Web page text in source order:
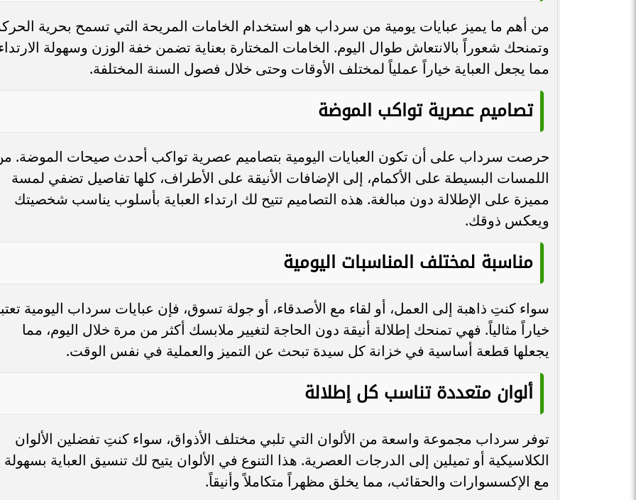
من أهم ما يميز عبايات يومية من سرداب هو استخدام الخامات المريحة التي تسمح بحرية
وتمنحك شعوراً بالانتعاش طوال اليوم. الخامات المختارة بعناية تضمن خفة الوزن وسهولة
مما يجعل العباية خياراً عملياً لمختلف الأوقات وحتى خلال فصول السنة المختلفة.
تصاميم عصرية تواكب الموضة
حرصت سرداب على أن تكون العبايات اليومية بتصاميم عصرية تواكب أحدث صيحات الموضة.
اللمسات البسيطة على الأكمام، إلى الإضافات الأنيقة على الأطراف، كلها تفاصيل تضفي لمسة
مميزة على الإطلالة دون مبالغة. هذه التصاميم تتيح لك ارتداء العباية بأسلوب يناسب شخصيتك
ويعكس ذوقك.
مناسبة لمختلف المناسبات اليومية
سواء كنتِ ذاهبة إلى العمل، أو لقاء مع الأصدقاء، أو جولة تسوق، فإن عبايات سرداب اليومية
خياراً مثالياً. فهي تمنحك إطلالة أنيقة دون الحاجة لتغيير ملابسك أكثر من مرة خلال اليوم، مما
يجعلها قطعة أساسية في خزانة كل سيدة تبحث عن التميز والعملية في نفس الوقت.
ألوان متعددة تناسب كل إطلالة
توفر سرداب مجموعة واسعة من الألوان التي تلبي مختلف الأذواق، سواء كنتِ تفضلين الألوان
الكلاسيكية أو تميلين إلى الدرجات العصرية. هذا التنوع في الألوان يتيح لك تنسيق العباية بسهولة
مع الإكسسوارات والحقائب، مما يخلق مظهراً متكاملاً وأنيقاً.